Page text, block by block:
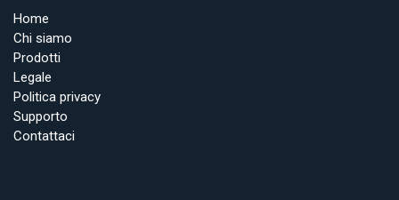
Home
Chi siamo
Prodotti
Legale
Politica privacy
Supporto
Contattaci